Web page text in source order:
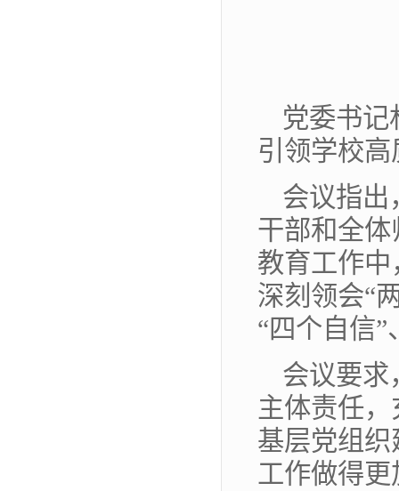
党委书记
引领学校
会议指出
干部和全
教育工作
深刻领会“
“四个自信”
会议要求
主体责任
基层党组
工作做得